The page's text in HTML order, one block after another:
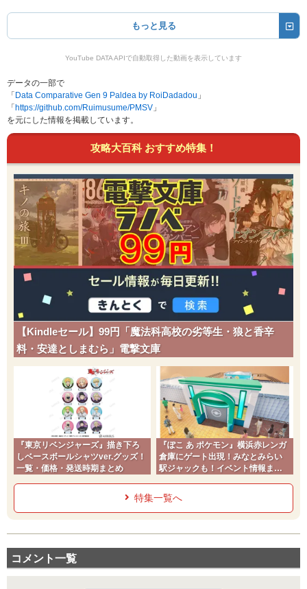
特殊 威力 110 命中 80 PP 5 (8)
こおり ふぶき
威力 110 命中 70 PP 5 (8)
じめん
物理 威力 100 命中
いわ ストーンエッジ
威力 100 命中 80
ノーマル ギガインパクト
物理 威力 150 命中 90 PP 5 (8)
ドラゴン げきりん
物理 威力 120 命中 100 PP 10 (16)
きあいだま
特殊 威力 120 命中 70 PP 5 (8)
はかいこうせん
特殊 威力 150 命中
かみなり
威力 110 70 PP 10 (16)
新登場 テラバースト
特殊 威力 80 命中 100 PP 10 (16)
ノーマル ほえる
変化 威力 -- 命中 -- PP 20 (32)
いわ うちおとす
物理 威力 50 命中 100 PP 15 (24)
じめん 10まんばりき
95 95 10 (16)
もっと見る
YouTube DATA APIで自動取得した動画を表示しています
データの一部で
「 Data Comparative Gen 9 Paldea by RoiDadadou 」
「 https://github.com/Ruimusume/PMSV 」
を元にした情報を掲載しています。
攻略大百科 おすすめ特集！
【Kindleセール】99円「魔法科高校の劣等生・狼と香辛
料・安達としまむら」電撃文庫
『東京リベンジャーズ』描き下ろ
しベースボールシャツver.グッズ！
一覧・価格・発送時期まとめ
『ぽこ あ ポケモン』横浜赤レンガ
倉庫にゲート出現！みなとみらい
駅ジャックも！イベント情報まと
特集一覧へ
コメント一覧